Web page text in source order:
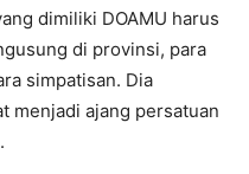
dimiliki DOAMU harus
di provinsi, para
simpatisan. Dia
menjadi ajang persatuan